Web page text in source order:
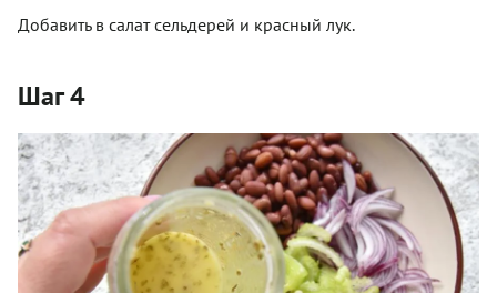
Добавить в салат сельдерей и красный лук.
Шаг 4